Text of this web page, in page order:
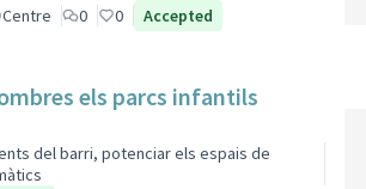
Centre 0 0 Accepted
els parcs infantils
del barri, potenciar els espais de